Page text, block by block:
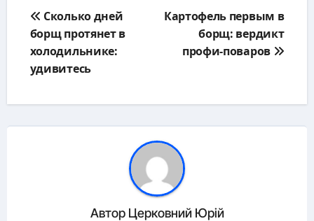
по
записям
Сколько дней
борщ протянет в
холодильнике:
удивитесь
Картофель первым в
борщ: вердикт
профи-поваров
Автор Церковний Юрій